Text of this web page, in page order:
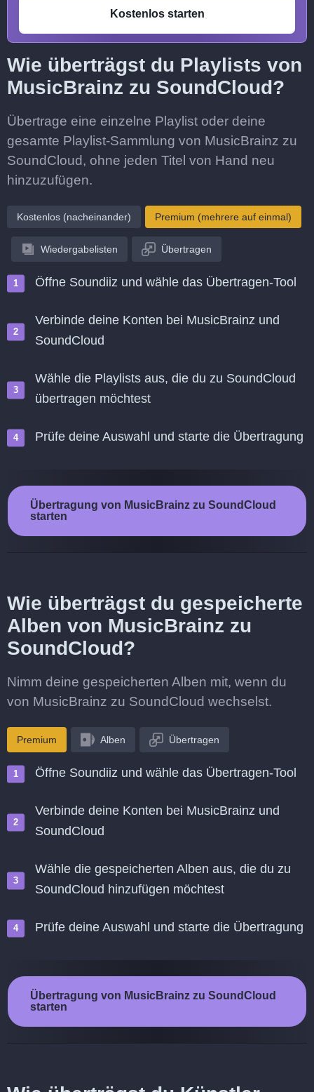
Kostenlos starten
Wie überträgst du Playlists von
MusicBrainz zu SoundCloud?
Übertrage eine einzelne Playlist oder deine
gesamte Playlist-Sammlung von MusicBrainz zu
SoundCloud, ohne jeden Titel von Hand neu
hinzuzufügen.
Kostenlos (nacheinander) Premium (mehrere auf einmal)
Wiedergabelisten Übertragen
Öffne Soundiiz und wähle das Übertragen-Tool
Verbinde deine Konten bei MusicBrainz und
SoundCloud
Wähle die Playlists aus, die du zu SoundCloud
übertragen möchtest
Prüfe deine Auswahl und starte die Übertragung
Übertragung von MusicBrainz zu SoundCloud
starten
Wie überträgst du gespeicherte
Alben von MusicBrainz zu
SoundCloud?
Nimm deine gespeicherten Alben mit, wenn du
von MusicBrainz zu SoundCloud wechselst.
Premium Alben Übertragen
Öffne Soundiiz und wähle das Übertragen-Tool
Verbinde deine Konten bei MusicBrainz und
SoundCloud
Wähle die gespeicherten Alben aus, die du zu
SoundCloud hinzufügen möchtest
Prüfe deine Auswahl und starte die Übertragung
Übertragung von MusicBrainz zu SoundCloud
starten